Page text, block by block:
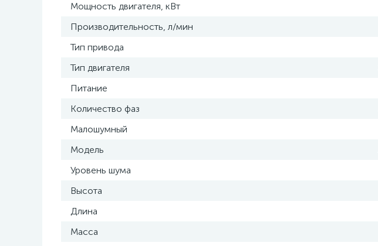
Мощность двигателя, кВт
Производительность, л/мин
Тип привода
Тип двигателя
Питание
Количество фаз
Малошумный
Модель
Уровень шума
Высота
Длина
Масса